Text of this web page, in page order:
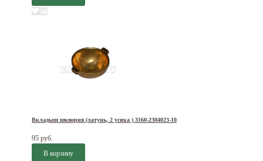
Вкладыш шкворня (латунь, 2 усика ) 3160-2304023-10
95 руб.